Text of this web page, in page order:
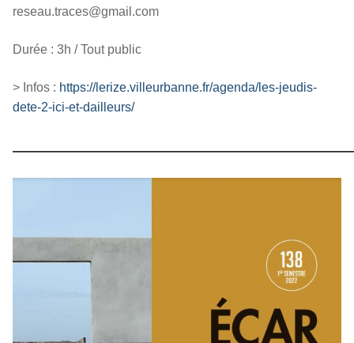
reseau.traces@gmail.com
Durée : 3h / Tout public
> Infos : https://lerize.villeurbanne.fr/agenda/les-jeudis-
dete-2-ici-et-dailleurs/